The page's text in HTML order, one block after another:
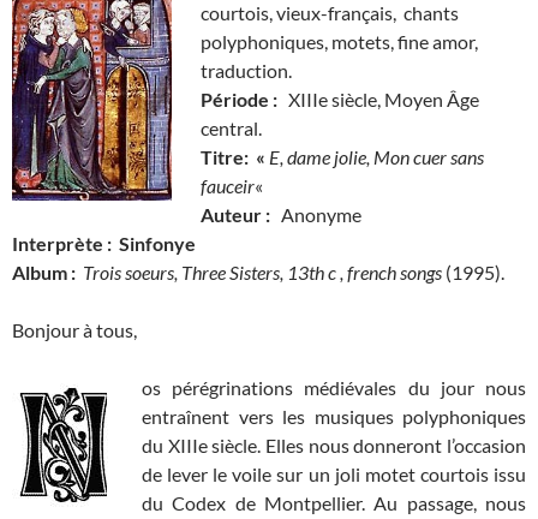
courtois, vieux-français, chants
polyphoniques, motets, fine amor,
traduction.
Période : XIIIe siècle, Moyen Âge
central.
Titre: « E, dame jolie, Mon cuer sans
fauceir«
Auteur : Anonyme
Interprète : Sinfonye
Album : Trois soeurs, Three Sisters, 13th c , french songs (1995).
Bonjour à tous,
os pérégrinations médiévales du jour nous
entraînent vers les musiques polyphoniques
du XIIIe siècle. Elles nous donneront l’occasion
de lever le voile sur un joli motet courtois issu
du Codex de Montpellier. Au passage, nous